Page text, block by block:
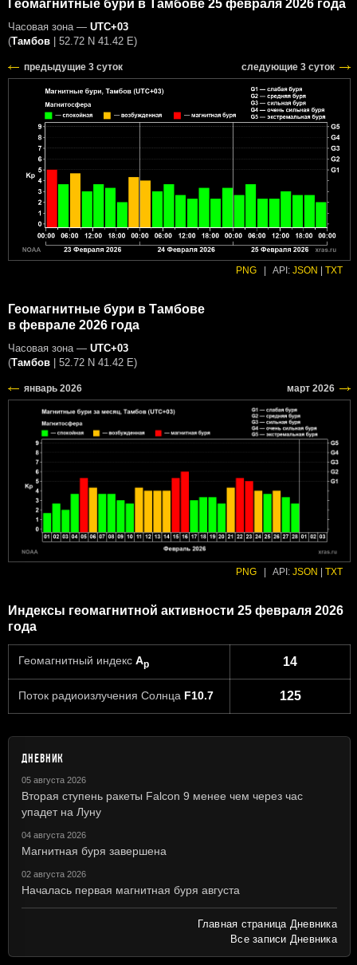
Геомагнитные бури в Тамбове 25 февраля 2026 года
Часовая зона — UTC+03
(Тамбов | 52.72 N 41.42 E)
предыдущие 3 суток следующие 3 суток
PNG API: JSON TXT
Геомагнитные бури в Тамбове
в феврале 2026 года
Часовая зона — UTC+03
(Тамбов 52.72 N 41.42 E)
PNG API: JSON TXT
Индексы геомагнитной активности 25 февраля 2026
года
Геомагнитный индекс Ap 14
Поток радиоизлучения Солнца F10.7 125
ДНЕВНИК
05 августа 2026
Вторая ступень ракеты Falcon 9 менее чем через час
упадет на Луну
04 августа 2026
Магнитная буря завершена
02 августа 2026
Началась первая магнитная буря августа
Главная страница Дневника
Все записи Дневника